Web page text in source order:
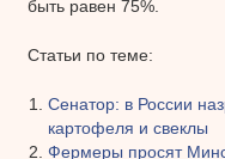
быть равен 75%.
Статьи по теме:
Сенатор: в России
картофеля и свеклы
Фермеры просят